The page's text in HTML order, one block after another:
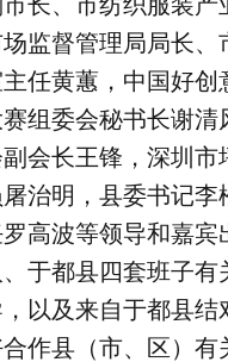
监督管理局局长、
任黄蕙，中国好创
组委会秘书长谢清
会长王锋，深圳市
治明，县委书记李
高波等领导和嘉宾
于都县四套班子有
以及来自于都县结
作县（市、区）有